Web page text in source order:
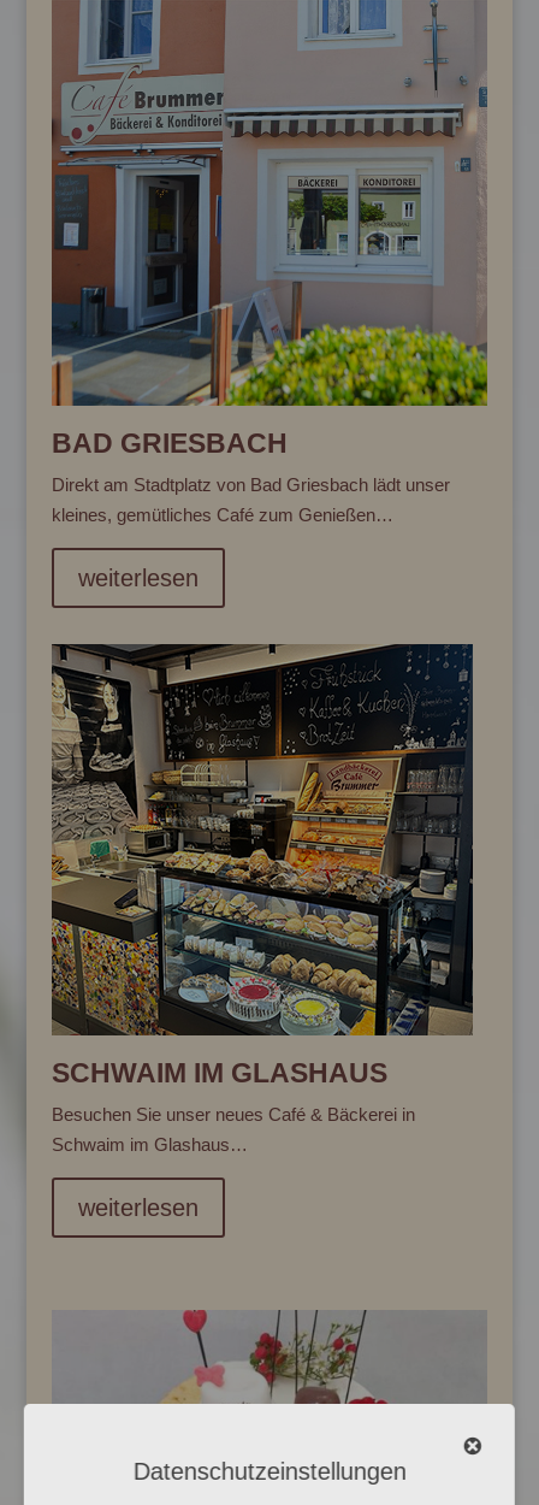
BAD GRIESBACH
Direkt am Stadtplatz von Bad Griesbach lädt unser
kleines, gemütliches Café zum Genießen…
weiterlesen
SCHWAIM IM GLASHAUS
Besuchen Sie unser neues Café & Bäckerei in
Schwaim im Glashaus…
weiterlesen
Datenschutzeinstellungen